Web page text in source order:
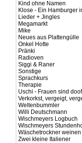
Kind ohne Namen
Klose - Ein Hamburger
Lieder + Jingles
Megamarkt
Mike
Neues aus Plattengülle
Onkel Hotte
Pränki
Radioven
Siggi & Raner
Sonstige
Sprachkurs
Therapie
Uschi - Frauen sind doof
Verkorkst, vergeigt,
Weltenbummler
Willi Deutschmann
Wischmeyers Logbuch
Wischmeyers
Wäschetrockner weinen
Zwei kleine Italiener